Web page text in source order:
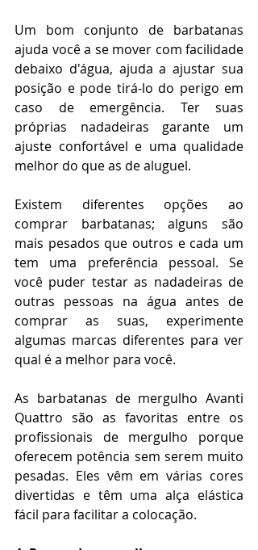
Um bom conjunto de barbatanas
ajuda você a se mover com facilidade
debaixo d'água, ajuda a ajustar sua
posição e pode tirá-lo do perigo em
caso de emergência. Ter suas
próprias nadadeiras garante um
ajuste confortável e uma qualidade
melhor do que as de aluguel.
Existem diferentes opções ao
comprar barbatanas; alguns são
mais pesados ​​que outros e cada um
tem uma preferência pessoal. Se
você puder testar as nadadeiras de
outras pessoas na água antes de
comprar as suas, experimente
algumas marcas diferentes para ver
qual é a melhor para você.
As barbatanas de mergulho Avanti
Quattro são as favoritas entre os
profissionais de mergulho porque
oferecem potência sem serem muito
pesadas. Eles vêm em várias cores
divertidas e têm uma alça elástica
fácil para facilitar a colocação.